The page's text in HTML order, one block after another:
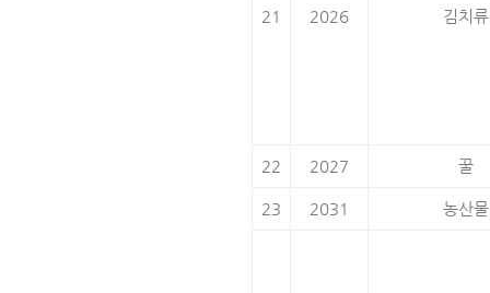
21 2026 김치류
22 2027 꿀
23 2031 농산물